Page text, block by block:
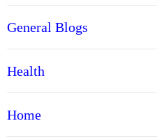
General Blogs
Health
Home